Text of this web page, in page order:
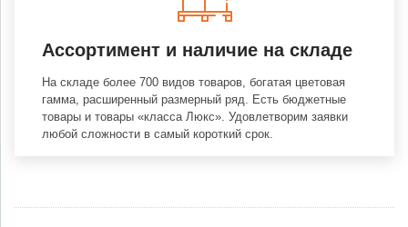
Ассортимент и наличие на складе
На складе более 700 видов товаров, богатая цветовая
гамма, расширенный размерный ряд. Есть бюджетные
товары и товары «класса Люкс». Удовлетворим заявки
любой сложности в самый короткий срок.